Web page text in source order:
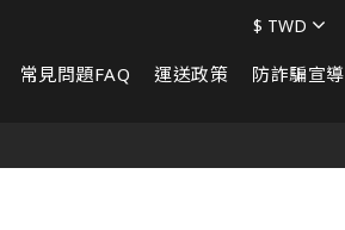
常見問題FAQ 運送政策 防詐騙宣導
$ TWD